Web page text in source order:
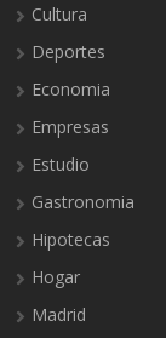
Cultura
Deportes
Economia
Empresas
Estudio
Gastronomia
Hipotecas
Hogar
Madrid